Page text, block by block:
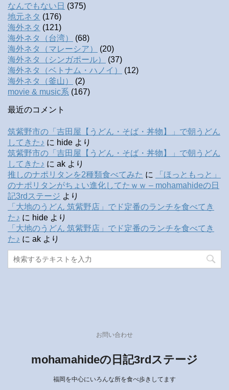
なんでもない日 (375)
地元ネタ (176)
海外ネタ (121)
海外ネタ（台湾）
(68)
海外ネタ（マレーシア）
(20)
海外ネタ（シンガポール）
(37)
海外ネタ（ベトナム・ハノイ）
(12)
海外ネタ（釜山）
(2)
movie & music系 (167)
最近のコメント
筑紫野市の「吉田屋【うどん・そば・丼物】」で朝うどん
してきた♪ に hide より
筑紫野市の「吉田屋【うどん・そば・丼物】」で朝うどん
してきた♪ に ak より
推しのナポリタンを2種類食べてみた に
「ほっともっと」
のナポリタンがちょい進化してたｗｗ – mohamahideの日
記3rdステージ より
「大地のうどん 筑紫野店」でド定番のランチを食べてき
た♪ に hide より
「大地のうどん 筑紫野店」でド定番のランチを食べてき
た♪ に ak より
お問い合わせ
mohamahideの日記3rdステージ
福岡を中心にいろんな所を食べ歩きしてます